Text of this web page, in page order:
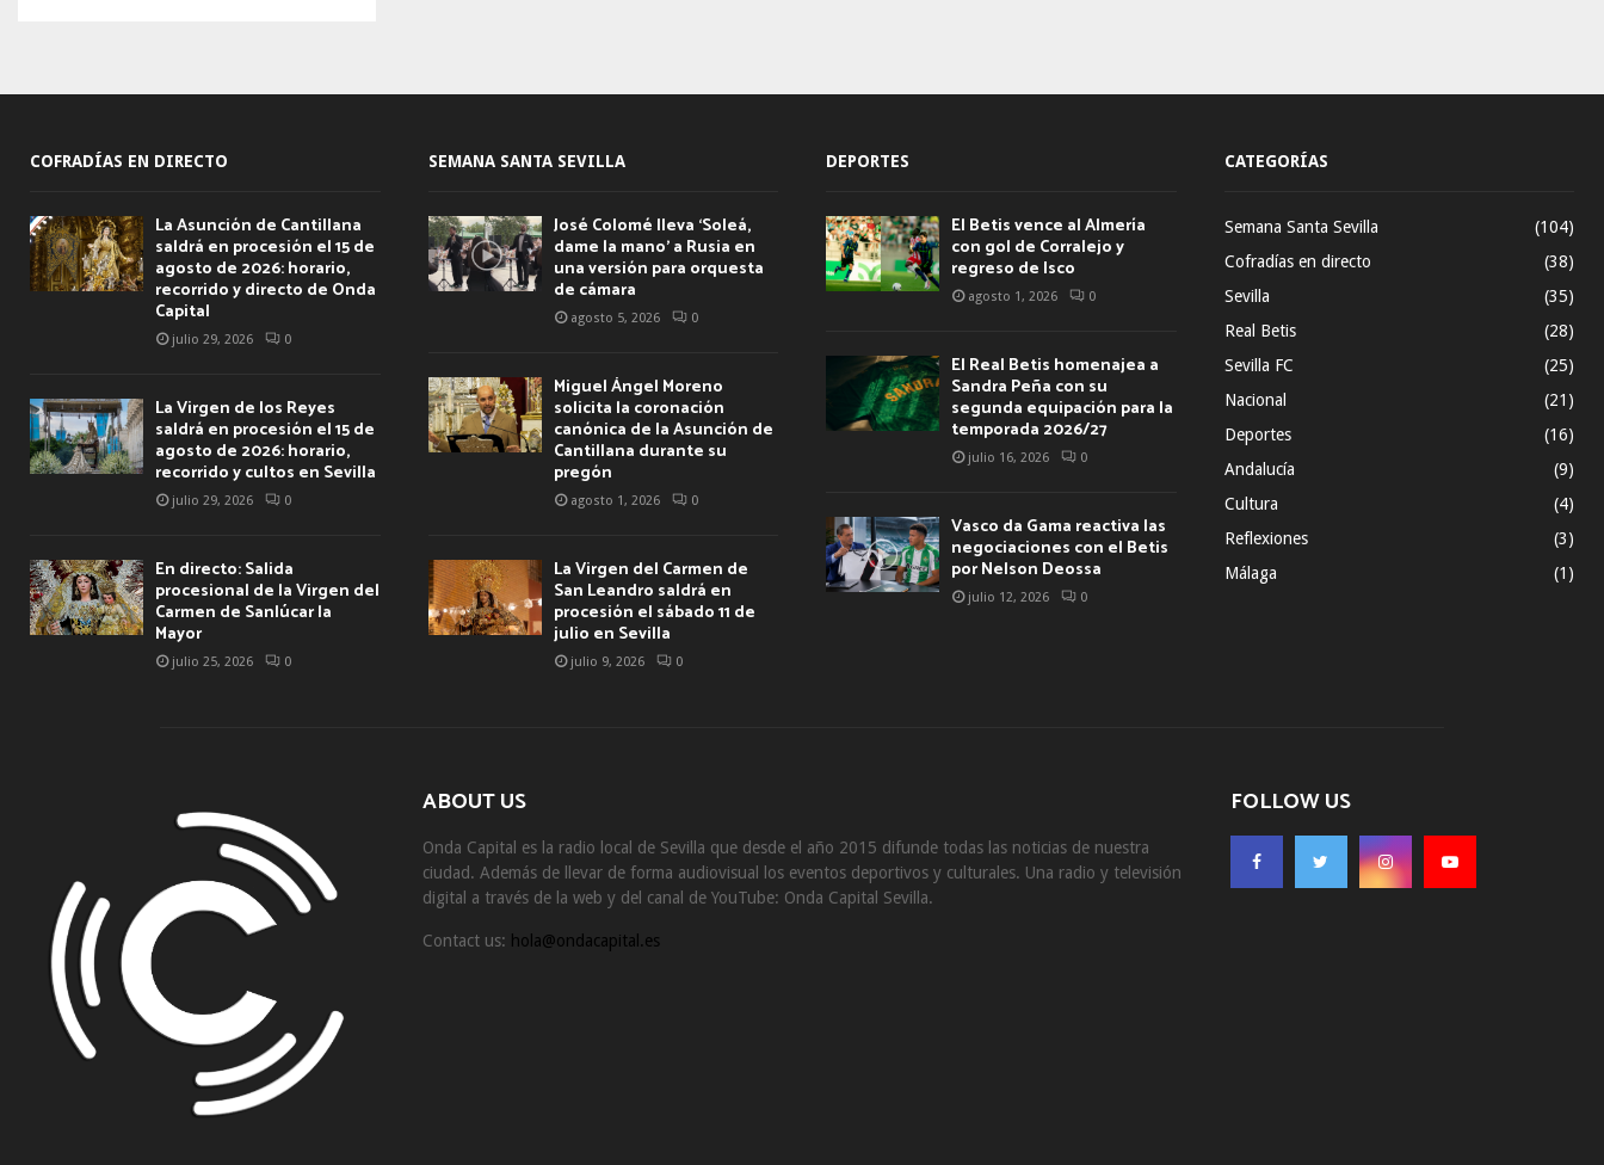
COFRADÍAS EN DIRECTO
La Asunción de Cantillana
saldrá en procesión el 15 de
agosto de 2026: horario,
recorrido y directo de Onda
Capital
julio 29, 2026 0
La Virgen de los Reyes
saldrá en procesión el 15 de
agosto de 2026: horario,
recorrido y cultos en Sevilla
julio 29, 2026 0
En directo: Salida
procesional de la Virgen del
Carmen de Sanlúcar la
Mayor
julio 25, 2026 0
SEMANA SANTA SEVILLA
José Colomé lleva ‘Soleá,
dame la mano’ a Rusia en
una versión para orquesta
de cámara
agosto 5, 2026 0
Miguel Ángel Moreno
solicita la coronación
canónica de la Asunción de
Cantillana durante su
pregón
agosto 1, 2026 0
La Virgen del Carmen de
San Leandro saldrá en
procesión el sábado 11 de
julio en Sevilla
julio 9, 2026 0
DEPORTES
El Betis vence al Almería
con gol de Corralejo y
regreso de Isco
agosto 1, 2026 0
El Real Betis homenajea a
Sandra Peña con su
segunda equipación para la
temporada 2026/27
julio 16, 2026 0
Vasco da Gama reactiva las
negociaciones con el Betis
por Nelson Deossa
julio 12, 2026 0
CATEGORÍAS
Semana Santa Sevilla
(104)
Cofradías en directo
(38)
Sevilla
(35)
Real Betis
(28)
Sevilla FC
(25)
Nacional
(21)
Deportes
(16)
Andalucía
(9)
Cultura
(4)
Reflexiones
(3)
Málaga
(1)
ABOUT US
Onda Capital es la radio local de Sevilla que desde el año 2015 difunde todas las noticias de nuestra
ciudad. Además de llevar de forma audiovisual los eventos deportivos y culturales. Una radio y televisión
digital a través de la web y del canal de YouTube: Onda Capital Sevilla.
Contact us: hola@ondacapital.es
FOLLOW US